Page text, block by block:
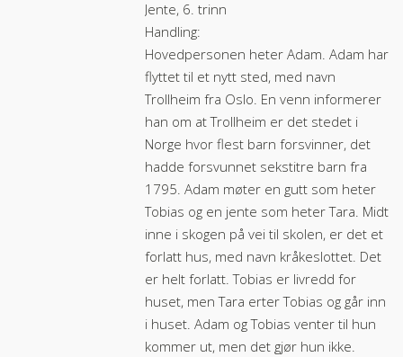
Jente, 6. trinn
Handling:
Hovedpersonen heter Adam. Adam har
flyttet til et nytt sted, med navn
Trollheim fra Oslo. En venn informerer
han om at Trollheim er det stedet i
Norge hvor flest barn forsvinner, det
hadde forsvunnet sekstitre barn fra
1795. Adam møter en gutt som heter
Tobias og en jente som heter Tara. Midt
inne i skogen på vei til skolen, er det et
forlatt hus, med navn kråkeslottet. Det
er helt forlatt. Tobias er livredd for
huset, men Tara erter Tobias og går inn
i huset. Adam og Tobias venter til hun
kommer ut, men det gjør hun ikke.